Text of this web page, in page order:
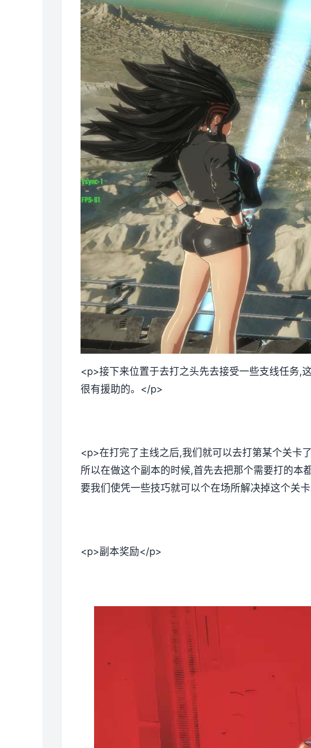
<p>接下来位置于去打之头先去接受一些支线任务,
很有援助的。</p>
<p>在打完了主线之后,我们就可以去打第某个关卡
所以在做这个副本的时候,首先去把那个需要打的本
要我们使凭一些技巧就可以个在场所解决掉这个关
<p>副本奖励</p>